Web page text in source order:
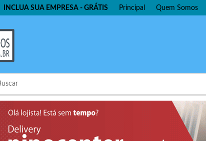
INCLUA SUA EMPRESA - GRÁTIS Principal Quem Somos